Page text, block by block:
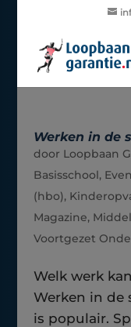
Werken in de
door Loopbaan
Basisschool,
(hbo),
Magazine,
Voortgezet
Welk werk
Werken in de
is populair.